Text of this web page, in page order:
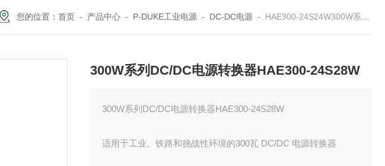
您的位置：首页 - 产品中心 - P-DUKE工业电源 - DC-DC电源 - HAE300-24S24W300W系列DC/DC电源转换器HAE300-24S28W
300W系列DC/DC电源转换器HAE300-24S28W
300W系列DC/DC电源转换器HAE300-24S28W
适⽤于⼯业、铁路和挑战性环境的300瓦 DC/DC 电源转换器